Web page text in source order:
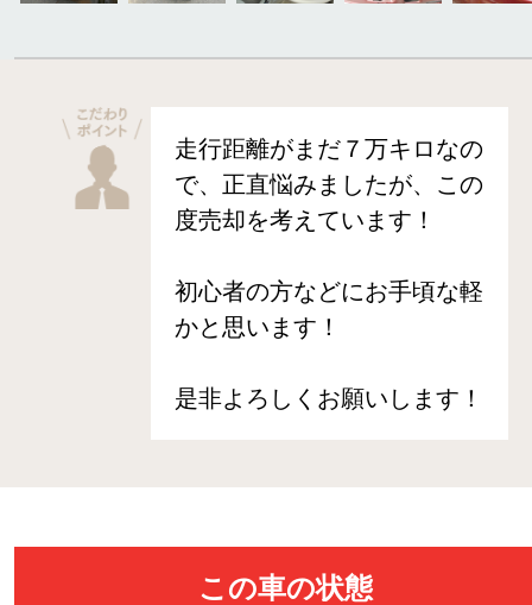
走行距離がまだ７万キロなの
で、正直悩みましたが、この
度売却を考えています！
初心者の方などにお手頃な軽
かと思います！
是非よろしくお願いします！
この車の状態